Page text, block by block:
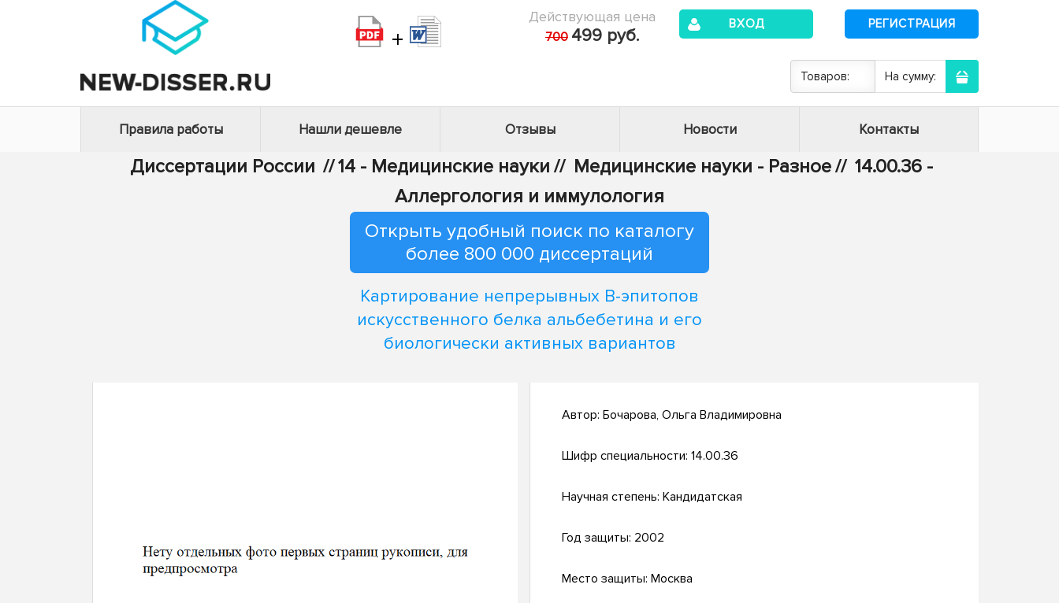
+
Действующая цена
700 499 руб.
ВХОД РЕГИСТРАЦИЯ
Товаров: На сумму:
Правила работы Нашли дешевле Отзывы Новости Контакты
Диссертации России //14 - Медицинские науки // Медицинские науки - Разное// 14.00.36 -
Аллергология и иммулология
Открыть удобный поиск по каталогу
более 800 000 диссертаций
Картирование непрерывных В-эпитопов
искусственного белка альбебетина и его
биологически активных вариантов
Автор: Бочарова, Ольга Владимировна
Шифр специальности: 14.00.36
Научная степень: Кандидатская
Год защиты: 2002
Место защиты: Москва